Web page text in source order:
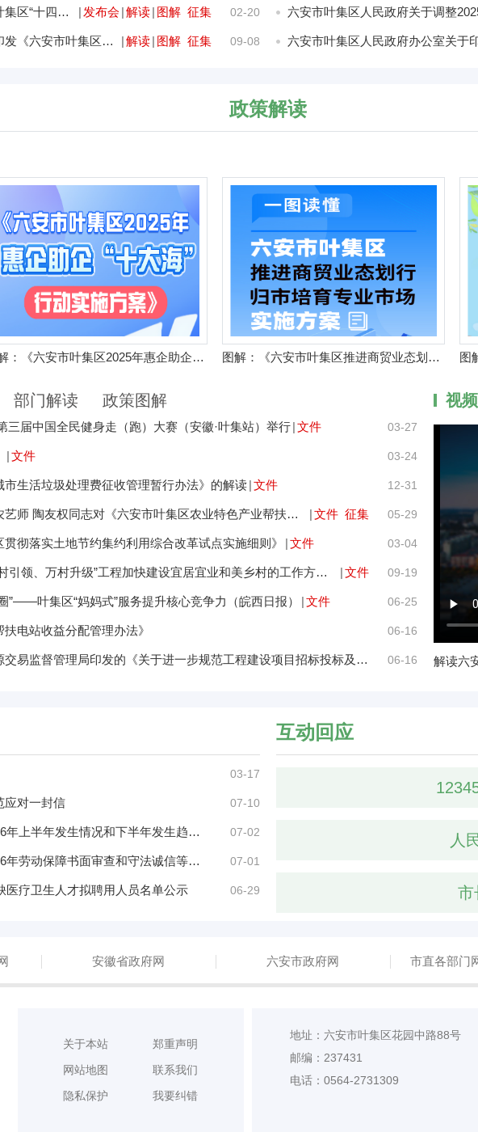
02-20
| 发布会 |解读| 图解 征集
六安市叶集区人民政府关于印发《叶集区“十四五”卫生健康事业发展规划》的通知
09-08
|解读| 图解 征集
六安市叶集区人民政府办公室关于印发《六安市叶集区加快农村寄递物流体系建设实施方案》的通知
政策解读
图解：《六安市叶集区2025年惠企助企“十大海”行动实施方案》 图解：《六安市叶集区推进商贸业态划行归市培育专业市场实施方案》
部门解读 政策图解
03-27
|文件
三届中国全民健身走（跑）大赛（安徽·叶集站）举行
03-24
|文件
12-31
|文件
市生活垃圾处理费征收管理暂行办法》的解读
05-29
|文件 征集
【专家解读】【新闻发布会】高级农艺师 陶友权同志对《六安市叶集区农业特色产业帮扶项目实施方案》的政...
03-04
|文件
彻落实土地节约集约利用综合改革试点实施细则》
09-19
|文件
【新闻发布会】解读《关于实施“千村引领、万村升级”工程加快建设宜居宜业和美乡村的工作方案》
06-25
|文件
”——叶集区“妈妈式”服务提升核心竞争力（皖西日报）
06-16
电站收益分配管理办法》
06-16
【新闻发布会】解读六安市公共资源交易监督管理局印发的《关于进一步规范工程建设项目招标投标及发包活动...
视
解读六
03-17
07-10
应对一封信
07-02
六安市叶集区主要林业有害生物2026年上半年发生情况和下半年发生趋势预测
07-01
关于开展六安市叶集区用人单位2026年劳动保障书面审查和守法诚信等级评价工作的通知
06-29
医疗卫生人才拟聘用人员名单公示
互动回应
人
市
安徽省政府网 六安市政府网 市直各部门
关于本站
郑重声明
网站地图
联系我们
隐私保护
我要纠错
地址：六安市叶集区花园中路88号
邮编：237431
电话：0564-2731309